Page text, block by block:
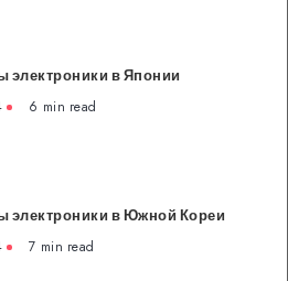
электроники в Японии
6 min read
электроники в Южной Кореи
7 min read